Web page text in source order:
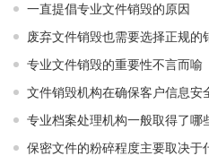
一直提倡专业文件销毁的原因
废弃文件销毁也需要选择正规的
专业文件销毁的重要性不言而喻
文件销毁机构在确保客户信息安
专业档案处理机构一般取得了哪
保密文件的粉碎程度主要取决于